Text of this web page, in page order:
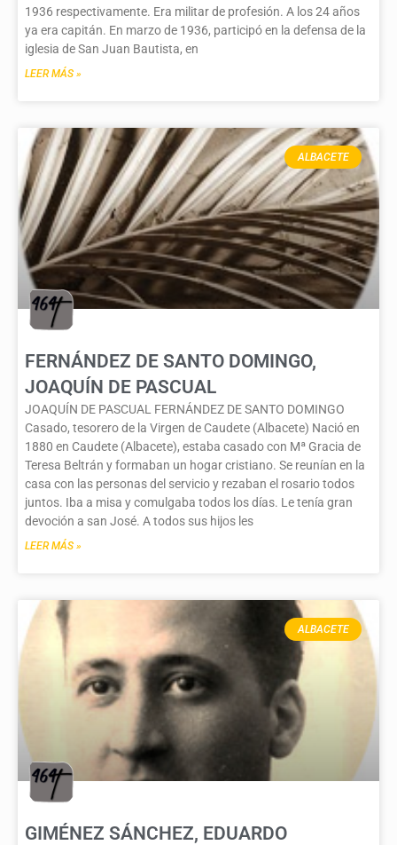
1936 respectivamente. Era militar de profesión. A los 24 años
ya era capitán. En marzo de 1936, participó en la defensa de la
iglesia de San Juan Bautista, en
LEER MÁS »
ALBACETE
FERNÁNDEZ DE SANTO DOMINGO,
JOAQUÍN DE PASCUAL
JOAQUÍN DE PASCUAL FERNÁNDEZ DE SANTO DOMINGO
Casado, tesorero de la Virgen de Caudete (Albacete) Nació en
1880 en Caudete (Albacete), estaba casado con Mª Gracia de
Teresa Beltrán y formaban un hogar cristiano. Se reunían en la
casa con las personas del servicio y rezaban el rosario todos
juntos. Iba a misa y comulgaba todos los días. Le tenía gran
devoción a san José. A todos sus hijos les
LEER MÁS »
ALBACETE
GIMÉNEZ SÁNCHEZ, EDUARDO